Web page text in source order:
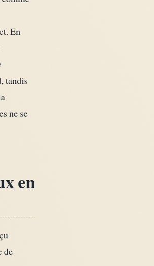
En
, tandis
ne se
en
de